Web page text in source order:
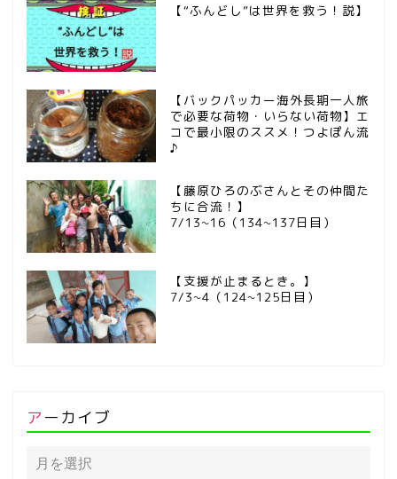
【“ふんどし”は世界を救う！説】
【バックパッカー海外長期一人旅
で必要な荷物・いらない荷物】エ
コで最小限のススメ！つよぽん流
♪
【藤原ひろのぶさんとその仲間た
ちに合流！】
7/13~16（134~137日目）
【支援が止まるとき。】
7/3~4（124~125日目）
アーカイブ